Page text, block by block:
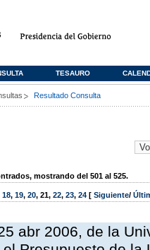
TESAURO
Resultado Consulta
mostrando del 501 al 525.
18, 19, 20, 21, 22, 23, 24 [ Siguiente/
abr 2006, de la